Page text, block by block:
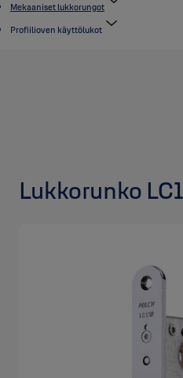
Mekaaniset lukkorungot
Profiilioven käyttölukot
Lukkorunko